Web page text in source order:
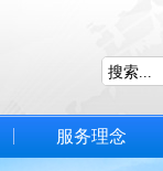
服务理念